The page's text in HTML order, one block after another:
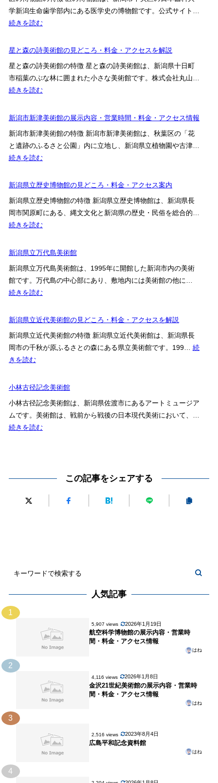
ナ
ミ
ー
ア
ム
市
博
物
の
展
示・
料
ア
セ
ス
を
説
学新潟生命歯学部内にある医学史の博物館です。公式サイト…
続きを読む:
の
物
館
の
学
史
展
示・
金・
ク
セ
ス
内
星と森の詩美術館の見どころ・料金・アクセスを解説
星と森の詩美術館の特徴 星と森の詩美術館は、新潟県十日町
市稲葉のぶな林に囲まれた小さな美術館です。株式会社丸山…
続きを読む:
と
の
詩
美
館
の
見
ど
ろ・
金・
ア
ク
ス
を
解
新潟市新津美術館の展示内容・営業時間・料金・アクセス情報
新潟市新津美術館の特徴 新潟市新津美術館は、秋葉区の「花
と遺跡のふるさと公園」内に立地し、新潟県立植物園や古津…
続きを読む:
潟
新
津
美
館
の
展
示
容・
業
時
金・
ア
ク
セ
新潟県立歴史博物館の見どころ・料金・アクセス案内
新潟県立歴史博物館の特徴 新潟県立歴史博物館は、新潟県長
岡市関原町にある、縄文文化と新潟県の歴史・民俗を総合的…
続きを読む:
潟
立
歴
史
物
館
の
こ
料
金・
ア
案
新潟県立万代島美術館
新潟県立万代島美術館は、1995年に開館した新潟市内の美術
館です。万代島の中心部にあり、敷地内には美術館の他に…
続きを読む:
潟
立
万
美
術
館
新潟県立近代美術館の見どころ・料金・アクセスを解説
新潟県立近代美術館の特徴 新潟県立近代美術館は、新潟県長
岡市の千秋が原ふるさとの森にある県立美術館です。199… 続
きを読む:
潟
立
近
代
の
説
小林古径記念美術館
小林古径記念美術館は、新潟県佐渡市にあるアートミュージア
ムです。美術館は、戦前から戦後の日本現代美術において、…
続きを読む:
この記事をシェアする
人気記事
1
5,907 views 2026年1月19日
航空科学博物館の展示内容・営業時
間・料金・アクセス情報
はね
2
4,116 views 2026年1月8日
金沢21世紀美術館の展示内容・営業時
間・料金・アクセス情報
はね
3
2,516 views 2023年8月4日
広島平和記念資料館
はね
4